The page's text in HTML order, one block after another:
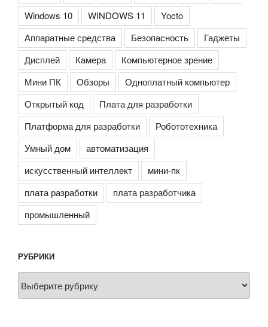
Windows 10
WINDOWS 11
Yocto
Аппаратные средства
Безопасность
Гаджеты
Дисплей
Камера
Компьютерное зрение
Мини ПК
Обзоры
Одноплатный компьютер
Открытый код
Плата для разработки
Платформа для разработки
Робототехника
Умный дом
автоматизация
искусственный интеллект
мини-пк
плата разработки
плата разработчика
промышленный
РУБРИКИ